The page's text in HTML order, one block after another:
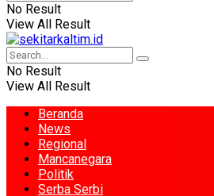
No Result
View All Result
No Result
View All Result
Beranda
News
Regional
Mancanegara
Politik
Serba Serbi